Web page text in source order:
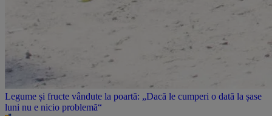
Legume și fructe vândute la poartă: „Dacă le cumperi o dată la șase
luni nu e nicio problemă“